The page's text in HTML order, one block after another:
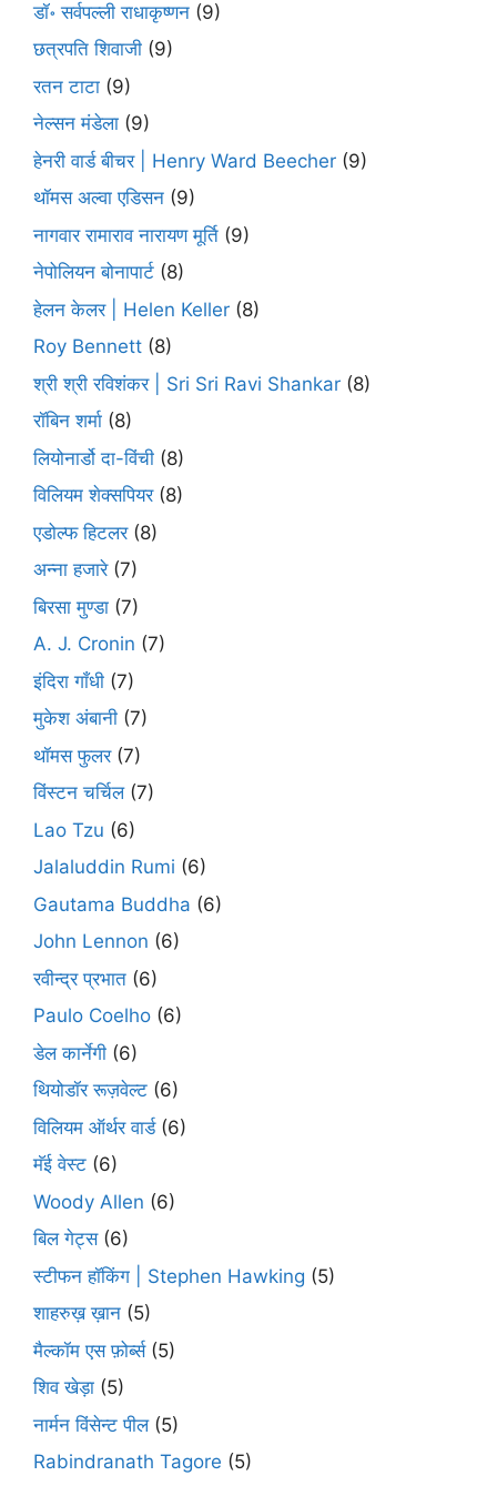
डॉ॰ सर्वपल्ली राधाकृष्णन (9)
छत्रपति शिवाजी (9)
रतन टाटा (9)
नेल्सन मंडेला (9)
हेनरी वार्ड बीचर | Henry Ward Beecher (9)
थॉमस अल्वा एडिसन (9)
नागवार रामाराव नारायण मूर्ति (9)
नेपोलियन बोनापार्ट (8)
हेलन केलर | Helen Keller (8)
Roy Bennett (8)
श्री श्री रविशंकर | Sri Sri Ravi Shankar (8)
रॉबिन शर्मा (8)
लियोनार्डो दा-विंची (8)
विलियम शेक्सपियर(8)
एडोल्फ हिटलर(8)
अन्ना हजारे(7)
बिरसा मुण्डा (7)
A. J. Cronin (7)
इंदिरा गाँधी (7)
मुकेश अंबानी (7)
थॉमस फुलर(7)
विंस्टन चर्चिल(7)
Lao Tzu (6)
Jalaluddin Rumi (6)
Gautama Buddha (6)
John Lennon (6)
रवीन्द्र प्रभात (6)
Paulo Coelho (6)
डेल कार्नेगी (6)
थियोडॉर रूज़वेल्ट (6)
विलियम ऑर्थर वार्ड(6)
मॅई वेस्ट (6)
Woody Allen (6)
बिल गेट्स(6)
स्टीफन हॉकिंग | Stephen Hawking (5)
शाहरुख़ ख़ान (5)
मैल्कॉम एस फ़ोर्ब्स(5)
शिव खेड़ा (5)
नार्मन विंसेन्ट पील(5)
Rabindranath Tagore (5)